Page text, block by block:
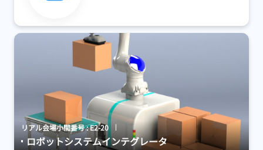
リアル会場小間番号 : E2-20
ロボットシステムインテグレータ